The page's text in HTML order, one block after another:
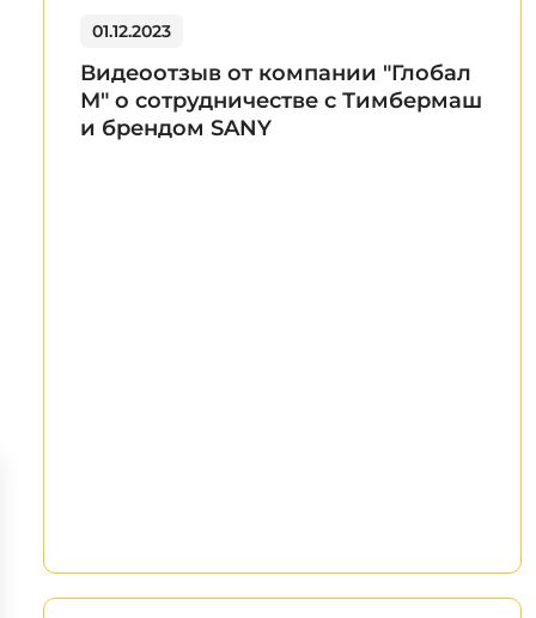
01.12.2023
Видеоотзыв от компании "Глобал
М" о сотрудничестве с Тимбермаш
и брендом SANY